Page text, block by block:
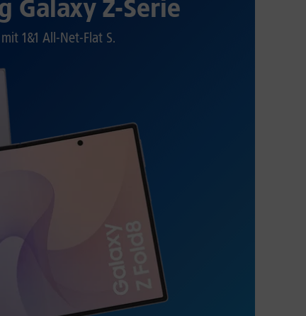
Galaxy Z-Serie
1&1 All-Net-Flat S.